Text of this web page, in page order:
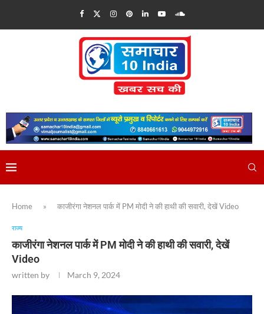
Home » काजीरंगा नेशनल पार्क में PM मोदी ने की हाथी की सवारी, देखें Video
राज्य
काजीरंगा नेशनल पार्क में PM मोदी ने की हाथी की सवारी, देखें
Video
written by March 9, 2024